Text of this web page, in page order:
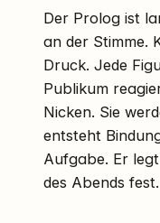
Der Prolog ist
an der Stimme.
Druck. Jede
Publikum
Nicken. Sie
entsteht
Aufgabe. Er
des Abends fest.